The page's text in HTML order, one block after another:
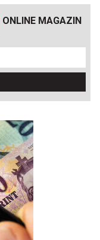
ONLINE MAGAZIN